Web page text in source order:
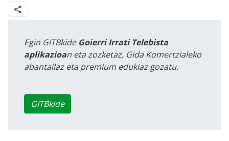
Egin GITBkide Goierri Irrati Telebista
aplikazioan eta zozketaz, Gida Komertzialeko
abantailaz eta premium edukiaz gozatu.
GITBkide